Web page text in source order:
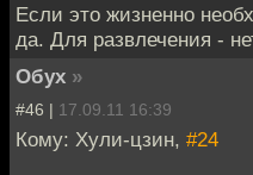
Если это жизненно
да. Для развлечения -
Обух »
#46 | 17.09.11 16:39
Кому: Хули-цзин, #24